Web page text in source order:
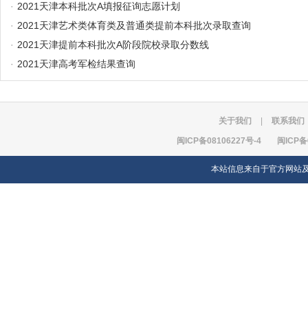
· 2021天津本科批次A填报征询志愿计划
· 2021天津艺术类体育类及普通类提前本科批次录取查询
· 2021天津提前本科批次A阶段院校录取分数线
· 2021天津高考军检结果查询
关于我们 联系我们
闽ICP备08106227号-4 闽ICP
本站信息来自于官方网站